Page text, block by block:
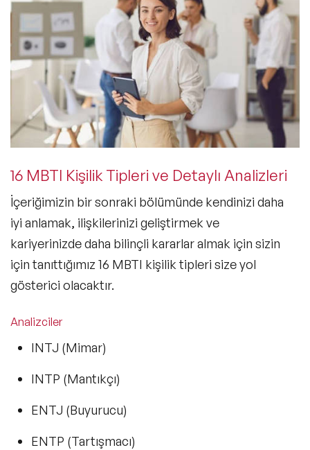
16 MBTI Kişilik Tipleri ve Detaylı Analizleri
İçeriğimizin bir sonraki bölümünde kendinizi daha
iyi anlamak, ilişkilerinizi geliştirmek ve
kariyerinizde daha bilinçli kararlar almak için sizin
için tanıttığımız 16 MBTI kişilik tipleri size yol
gösterici olacaktır.
Analizciler
INTJ (Mimar)
INTP (Mantıkçı)
ENTJ (Buyurucu)
ENTP (Tartışmacı)